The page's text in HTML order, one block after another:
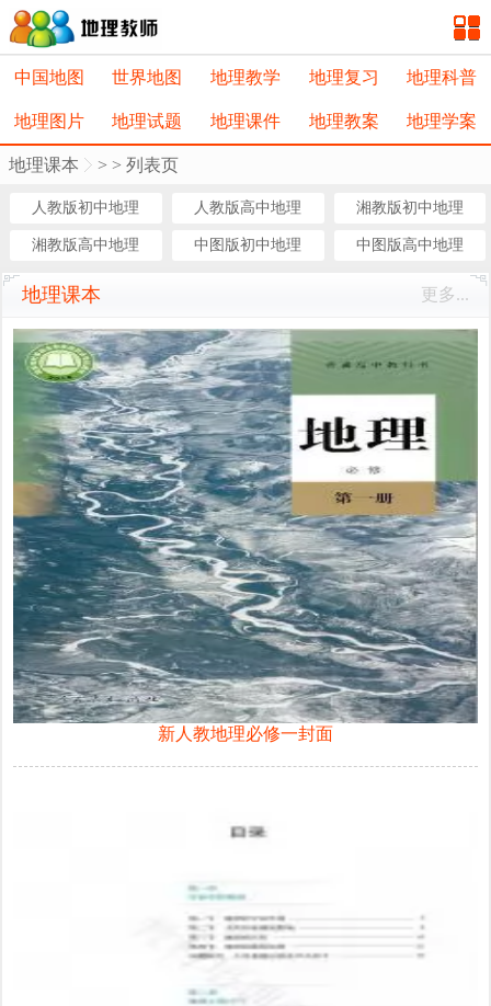
中国地图 世界地图 地理教学 地理复习 地理科普
地理图片 地理试题 地理课件 地理教案 地理学案
>
地理课本 > 列表页
人教版初中地理 人教版高中地理 湘教版初中地理
湘教版高中地理 中图版初中地理 中图版高中地理
地理课本 更多...
新人教地理必修一封面